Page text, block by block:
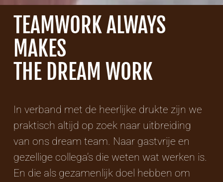
TEAMWORK ALWAYS
MAKES
THE DREAM WORK
In verband met de heerlijke drukte zijn we
praktisch altijd op zoek naar uitbreiding
van ons dream team. Naar gastvrije en
gezellige collega’s die weten wat werken is.
En die als gezamenlijk doel hebben om